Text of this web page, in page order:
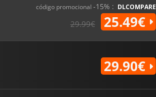
código promocional -15% : DLCOMPARE
29.99€ 25.49€
29.90€